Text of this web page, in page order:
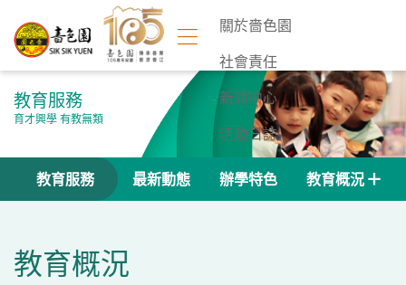
關於嗇色園
社會責任
新聞中心
活動日誌
聯絡我們
教育服務
育才興學 有教無類
教育服務 最新動態 辦學特色 教育概況
教育概況